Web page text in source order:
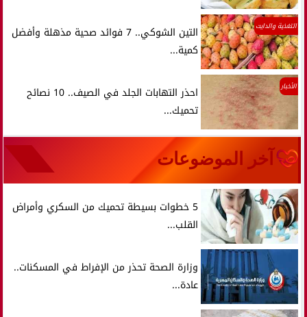
التغذية والدايت
التين الشوكي.. 7 فوائد صحية مذهلة وأفضل
كمية...
الأخبار
احذر التهابات الجلد في الصيف.. 10 نصائح
تحميك...
آخر الموضوعات
5 خطوات بسيطة تحميك من السكري وأمراض
القلب...
وزارة الصحة تحذر من الإفراط في المسكنات..
عادة...